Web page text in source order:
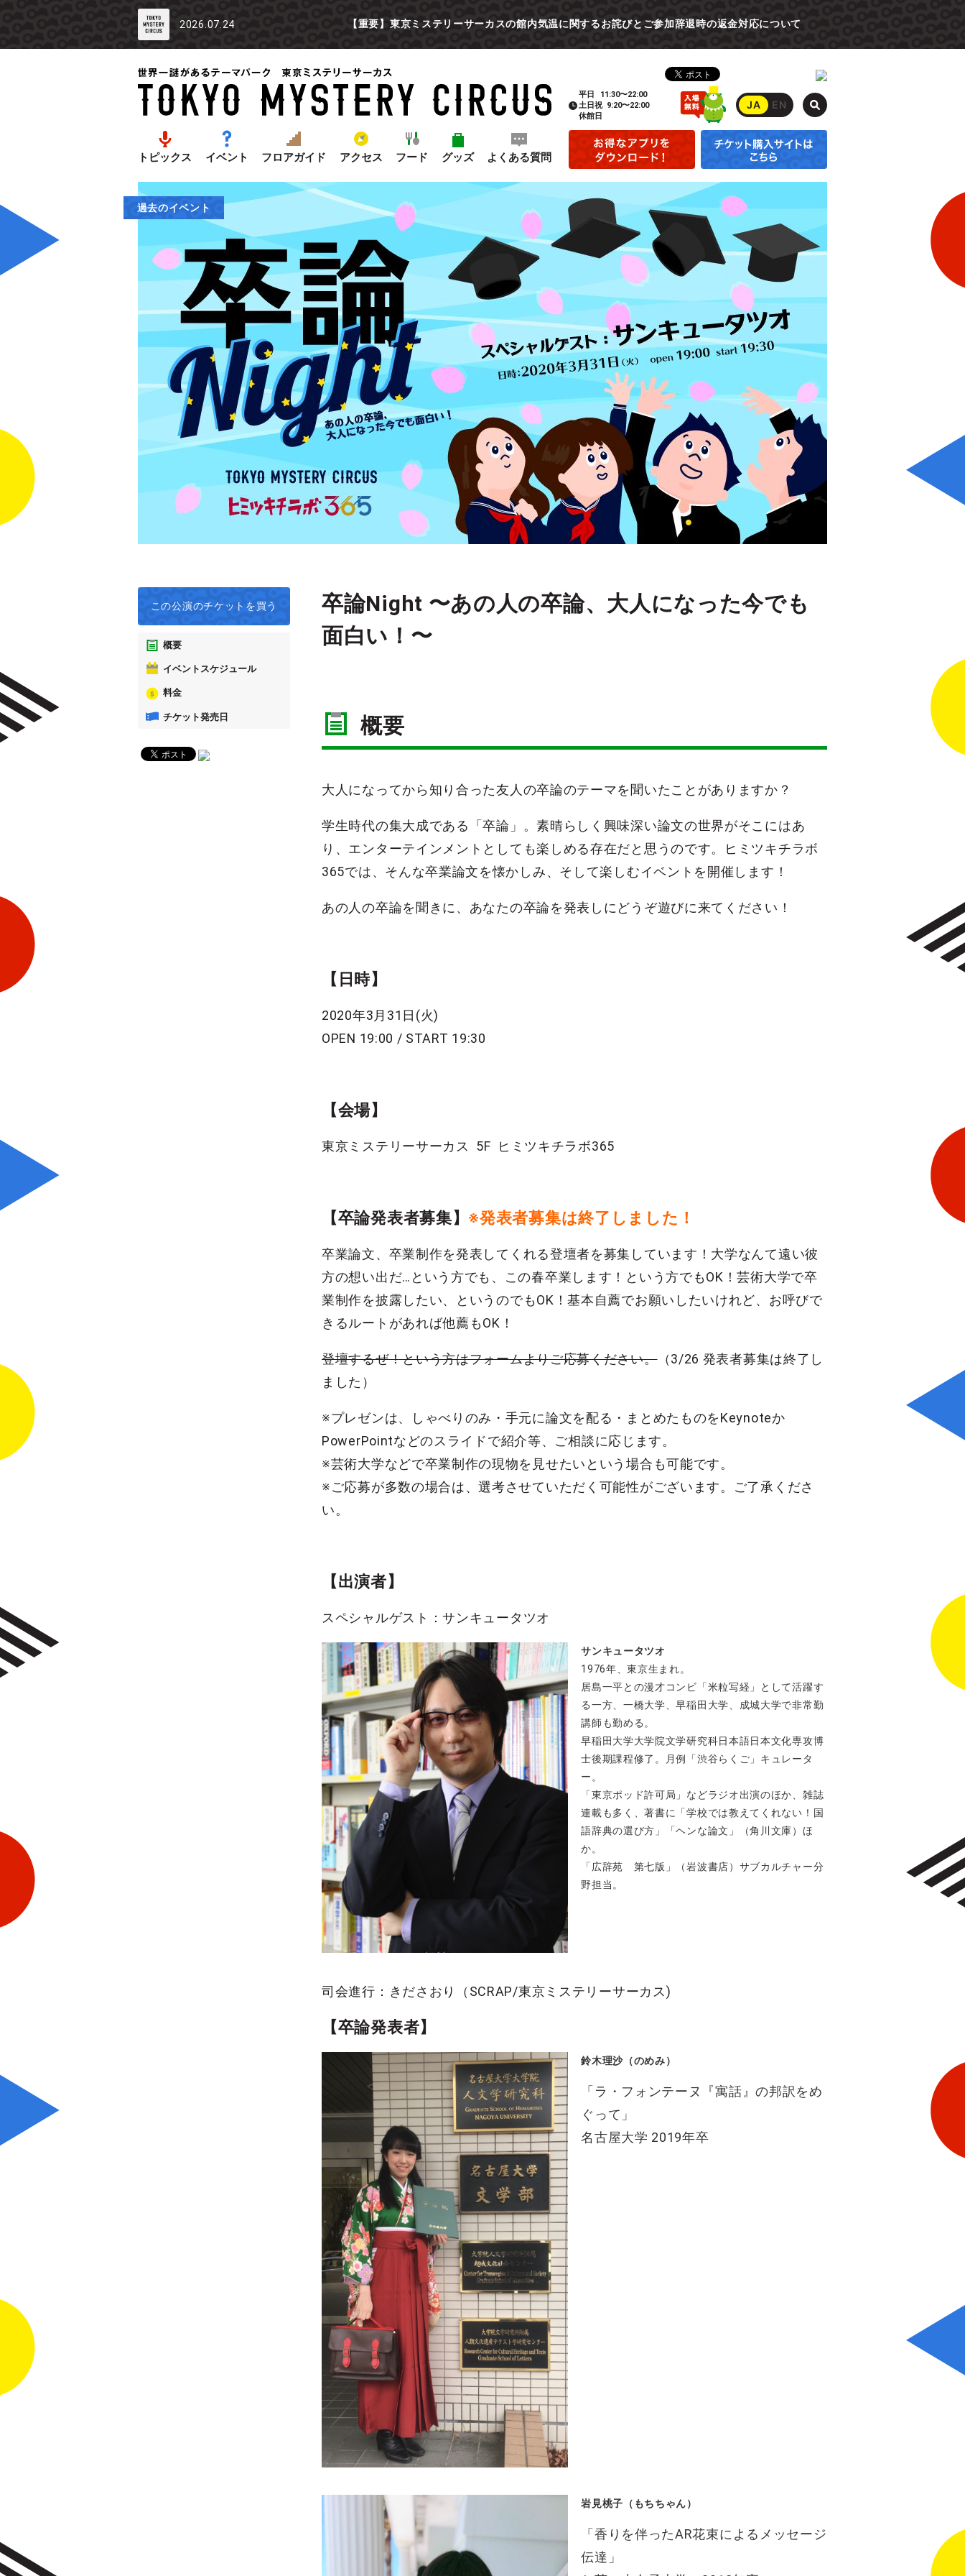
2026.07.24 【重要】東京ミステリーサーカスの館内気温に関するお詫びとご参加辞退時の返金対応について
トピックス イベント フロアガイド アクセス フード グッズ よくある質問
平日
11:30〜22:00
土日祝 9:20〜22:00
休館日
JA EN
過去のイベント
この公演のチケットを買う
概要
イベントスケジュール
料金
チケット発売日
卒論Night 〜あの人の卒論、大人になった今でも
面白い！〜
概要
大人になってから知り合った友人の卒論のテーマを聞いたことがありますか？
学生時代の集大成である「卒論」。素晴らしく興味深い論文の世界がそこにはあ
り、エンターテインメントとしても楽しめる存在だと思うのです。ヒミツキチラボ
365では、そんな卒業論文を懐かしみ、そして楽しむイベントを開催します！
あの人の卒論を聞きに、あなたの卒論を発表しにどうぞ遊びに来てください！
【日時】
2020年3月31日(火)
OPEN 19:00 / START 19:30
【会場】
東京ミステリーサーカス 5F ヒミツキチラボ365
【卒論発表者募集】 ※発表者募集は終了しました！
卒業論文、卒業制作を発表してくれる登壇者を募集しています！大学なんて遠い彼
方の想い出だ…という方でも、この春卒業します！という方でもOK！芸術大学で卒
業制作を披露したい、というのでもOK！基本自薦でお願いしたいけれど、お呼びで
きるルートがあれば他薦もOK！
登壇するぜ！という方はフォームよりご応募ください。（3/26 発表者募集は終了し
ました）
※プレゼンは、しゃべりのみ・手元に論文を配る・まとめたものをKeynoteか
PowerPointなどのスライドで紹介等、ご相談に応じます。
※芸術大学などで卒業制作の現物を見せたいという場合も可能です。
※ご応募が多数の場合は、選考させていただく可能性がございます。ご了承くださ
い。
【出演者】
スペシャルゲスト：サンキュータツオ
サンキュータツオ
1976年、東京生まれ。
居島一平との漫才コンビ「米粒写経」として活躍す
る一方、一橋大学、早稲田大学、成城大学で非常勤
講師も勤める。
早稲田大学大学院文学研究科日本語日本文化専攻博
士後期課程修了。月例「渋谷らくご」キュレータ
ー。
「東京ポッド許可局」などラジオ出演のほか、雑誌
連載も多く、著書に「学校では教えてくれない！国
語辞典の選び方」「ヘンな論文」（角川文庫）ほ
か。
「広辞苑 第七版」（岩波書店）サブカルチャー分
野担当。
司会進行：きださおり（SCRAP/東京ミステリーサーカス)
【卒論発表者】
鈴木理沙（のめみ）
「ラ・フォンテーヌ『寓話』の邦訳をめ
ぐって」
名古屋大学 2019年卒
岩見桃子（もちちゃん）
「香りを伴ったAR花束によるメッセージ
伝達」